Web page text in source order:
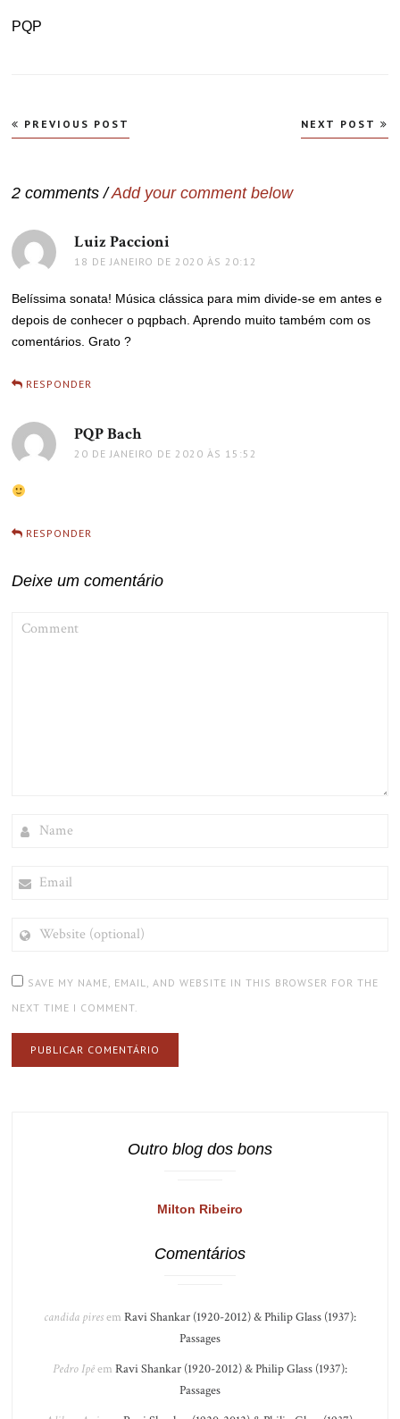
PQP
Navegação
de
PREVIOUS POST NEXT POST
2 comments /Add your comment below
Luiz Paccioni
18 DE JANEIRO DE 2020 ÀS 20:12
Belíssima sonata! Música clássica para mim divide-se em antes e
depois de conhecer o pqpbach. Aprendo muito também com os
comentários. Grato ?
RESPONDER
PQP Bachdisse:
20 DE JANEIRO DE 2020 ÀS 15:52
RESPONDER
Deixe um comentário
(OPTIONAL)
SAVE MY NAME, EMAIL, AND WEBSITE IN THIS BROWSER FOR THE
NEXT TIME I COMMENT.
Outro blog dos bons
Milton Ribeiro
Comentários
candida piresem Ravi Shankar (1920-2012) & Philip Glass (1937):
Passages
Pedro Ipêem Ravi Shankar (1920-2012) & Philip Glass (1937):
Passages